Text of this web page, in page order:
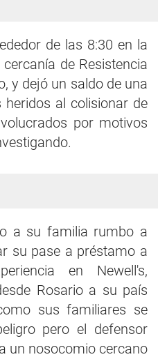
de las 8:30 en la
de Resistencia
y dejó un saldo de una
al colisionar de
por motivos
a su familia rumbo a
su pase a préstamo a
en Newell's,
Rosario a su país
sus familiares se
pero el defensor
un nosocomio cercano